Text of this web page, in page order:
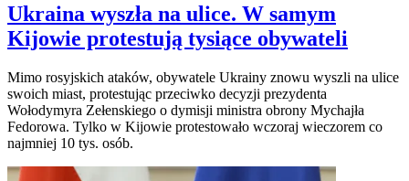
Ukraina wyszła na ulice. W samym
Kijowie protestują tysiące obywateli
Mimo rosyjskich ataków, obywatele Ukrainy znowu wyszli na ulice
swoich miast, protestując przeciwko decyzji prezydenta
Wołodymyra Zełenskiego o dymisji ministra obrony Mychajła
Fedorowa. Tylko w Kijowie protestowało wczoraj wieczorem co
najmniej 10 tys. osób.